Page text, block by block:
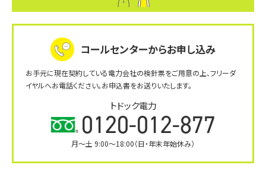
コールセンターからお申し込み
お手元に現在契約している電力会社の検針票をご用意の上、フリーダ
イヤルへお電話ください。お申込書をお送りいたします。
トドック電力
0120-012-877
月～土 9:00～18:00（日・年末年始休み）